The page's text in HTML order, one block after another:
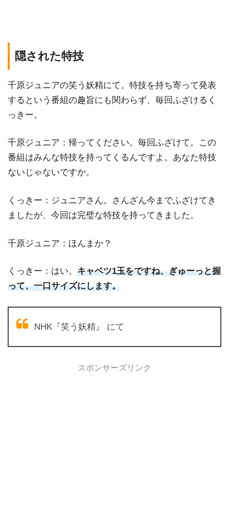
隠された特技
千原ジュニアの笑う妖精にて。特技を持ち寄って発表
するという番組の趣旨にも関わらず、毎回ふざけるく
っきー。
千原ジュニア：帰ってください。毎回ふざけて。この
番組はみんな特技を持ってくるんですよ。あなた特技
ないじゃないですか。
くっきー：ジュニアさん。さんざん今までふざけてき
ましたが、今回は完璧な特技を持ってきました。
千原ジュニア：ほんまか？
くっきー：はい。 キャベツ1玉をですね、ぎゅーっと握
って、一口サイズにします。
NHK『笑う妖精』 にて
スポンサーズリンク